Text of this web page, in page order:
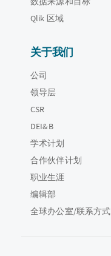
Qlik 区域
关于我们
公司
领导层
CSR
DEI&B
学术计划
合作伙伴计划
职业生涯
编辑部
全球办公室/联系方式